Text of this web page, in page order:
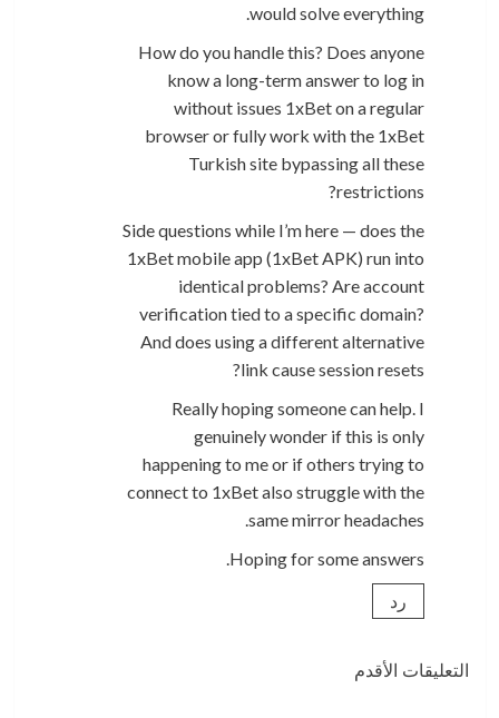
would solve everything.
How do you handle this? Does anyone
know a long-term answer to log in
without issues 1xBet on a regular
browser or fully work with the 1xBet
Turkish site bypassing all these
restrictions?
Side questions while I’m here — does the
1xBet mobile app (1xBet APK) run into
identical problems? Are account
verification tied to a specific domain?
And does using a different alternative
link cause session resets?
Really hoping someone can help. I
genuinely wonder if this is only
happening to me or if others trying to
connect to 1xBet also struggle with the
same mirror headaches.
Hoping for some answers.
رد
تصفّح
التعليقات الأقدم